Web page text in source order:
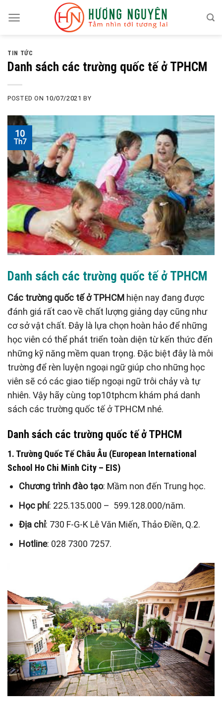
TIN TỨC
Danh sách các trường quốc tế ở TPHCM
POSTED ON 10/07/2021 BY
10
Th7
Danh sách các trường quốc tế ở TPHCM
Các trường quốc tế ở TPHCM hiện nay đang được
đánh giá rất cao về chất lượng giảng dạy cũng như
cơ sở vật chất. Đây là lựa chọn hoàn hảo để những
học viên có thể phát triển toàn diện từ kến thức đến
những kỹ năng mềm quan trọng. Đặc biệt đây là môi
trường để rèn luyện ngoại ngữ giúp cho những học
viên sẽ có các giao tiếp ngoại ngữ trôi chảy và tự
nhiên. Vậy hãy cùng top10tphcm khám phá danh
sách các trường quốc tế ở TPHCM nhé.
Danh sách các trường quốc tế ở TPHCM
1. Trường Quốc Tế Châu Âu (European International
School Ho Chi Minh City – EIS)
Chương trình đào tạo: Mầm non đến Trung học.
Học phí: 225.135.000 – 599.128.000/năm.
Địa chỉ: 730 F-G-K Lê Văn Miến, Thảo Điền, Q.2.
Hotline: 028 7300 7257.